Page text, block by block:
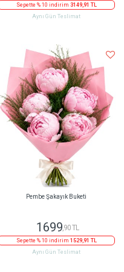
Sepette % 10 indirim 3149,91 TL
Aynı Gün Teslimat
Pembe Şakayık Buketi
1699 ,90 TL
Sepette % 10 indirim 1529,91 TL
Aynı Gün Teslimat